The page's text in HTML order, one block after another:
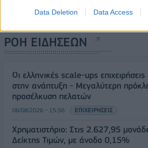
Data Deletion Data Access
ΡΟΗ ΕΙΔΗΣΕΩΝ
Οι ελληνικές scale-ups
στην ανάπτυξη - Μεγαλύτερη
προσέλκυση πελατών
06/08/2026 - 15:56 ΕΠΙΧΕΙΡΗΣΕΙΣ
Χρηματιστήριο: Στις 2.627,95
Δείκτης Τιμών, με άνοδο 0,15%